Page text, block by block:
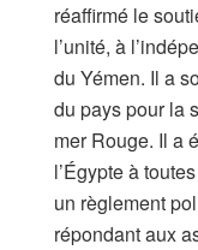
réaffirmé le
l’unité, à
du Yémen. Il a
du pays pour la
mer Rouge. Il a
l’Égypte à
un règlement
répondant aux